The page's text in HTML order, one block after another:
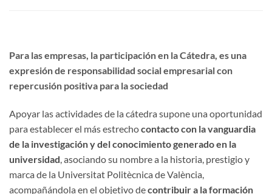
Para las empresas, la participación en la Cátedra, es una
expresión de responsabilidad social empresarialcon
repercusión positiva para la sociedad
Apoyar las actividades de la cátedra supone una oportunidad
para establecer el más estrechocontacto con la vanguardia
de la investigacióny del conocimiento generado en la
universidad, asociando su nombre a la historia, prestigio y
marca de la Universitat Politècnica de València,
acompañándola en el objetivo decontribuir a la formación